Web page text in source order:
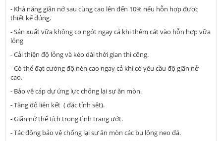
- Khả năng giãn nở sau cùng cao lên đến 10% nếu hỗn hợp được
thiết kế đúng.
- Sản xuất vữa không co ngót ngay cả khi thêm cát vào hỗn hợp vữa
lỏng
- Cải thiện độ lỏng và kéo dài thời gian thi công.
- Có thể đạt cường độ nén cao ngay cả khi có yêu cầu độ giãn nở
cao.
- Bảo vệ cáp dự ứng lực chống lại sự ăn mòn.
- Tăng độ liên kết ( đặc tính sệt).
- Giãn nở thể tích trong tình trạng ướt.
- Tác động bảo vệ chống lại sự ăn mòn các bu lông neo đá.